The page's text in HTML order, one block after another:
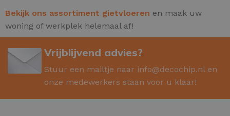
Bekijk ons assortiment gietvloeren en maak uw
woning of werkplek helemaal af!
Vrijblijvend advies?
Stuur een mailtje naar info@decochip.nlen
onze medewerkers staan voor u klaar!